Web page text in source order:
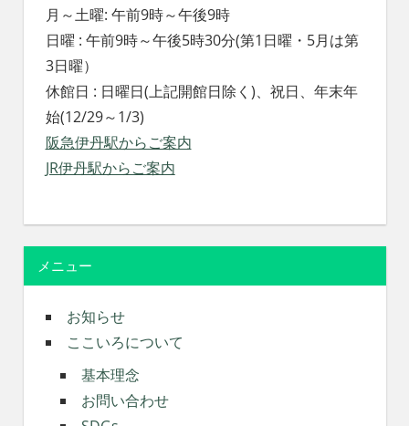
月～土曜: 午前9時～午後9時
日曜 : 午前9時～午後5時30分(第1日曜・5月は第
3日曜）
休館日 : 日曜日(上記開館日除く)、祝日、年末年
始(12/29～1/3)
阪急伊丹駅からご案内
JR伊丹駅からご案内
メニュー
お知らせ
ここいろについて
基本理念
お問い合わせ